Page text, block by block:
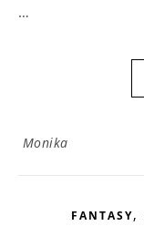
…
Monika
FANTASY,